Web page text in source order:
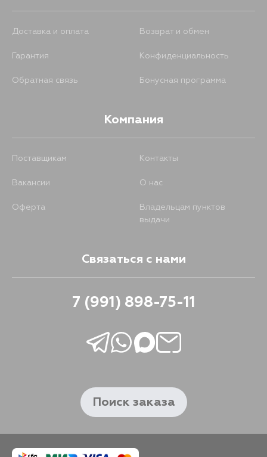
Доставка и оплата Возврат и обмен
Гарантия Конфиденциальность
Обратная связь Бонусная программа
Компания
Поставщикам Контакты
Вакансии О нас
Оферта
Владельцам пунктов
выдачи
Связаться с нами
7 (991) 898-75-11
Поиск заказа